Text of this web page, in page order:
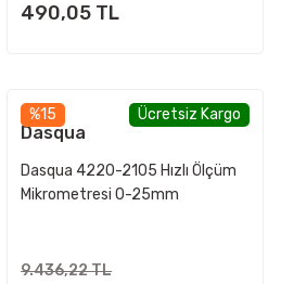
490,05 TL
%15 Ücretsiz Kargo
Dasqua
Dasqua 4220-2105 Hızlı Ölçüm
Mikrometresi 0-25mm
9.436,22 TL